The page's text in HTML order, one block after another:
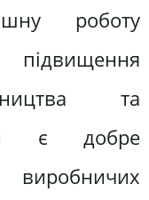
роботу
та
є добре